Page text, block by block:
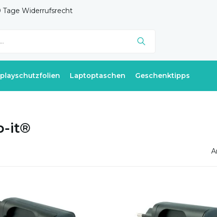
Tage Widerrufsrecht
Laptoptaschen Geschenktipps
it®